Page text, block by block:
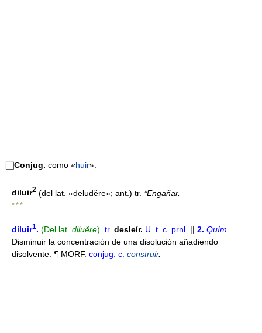
⃞Conjug. como «huir».
————————
diluir2 (del lat. «deludĕre»; ant.) tr. *Engañar.
* * *
diluir1. (Del lat. diluĕre). tr. desleír. U. t. c. prnl. || 2. Quím.
Disminuir la concentración de una disolución añadiendo
disolvente. ¶ MORF. conjug. c. construir.